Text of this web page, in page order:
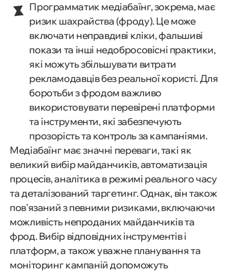
Программатик медіабаїнг, зокрема, має
ризик шахрайства (фроду). Це може
включати неправдиві кліки, фальшиві
покази та інші недобросовісні практики,
які можуть збільшувати витрати
рекламодавців без реальної користі. Для
боротьби з фродом важливо
використовувати перевірені платформи
та інструменти, які забезпечують
прозорість та контроль за кампаніями.
Медіабаїнг має значні переваги, такі як
великий вибір майданчиків, автоматизація
процесів, аналітика в режимі реального часу
та деталізований таргетинг. Однак, він також
пов'язаний з певними ризиками, включаючи
можливість непроданих майданчиків та
фрод. Вибір відповідних інструментів і
платформ, а також уважне планування та
моніторинг кампаній допоможуть